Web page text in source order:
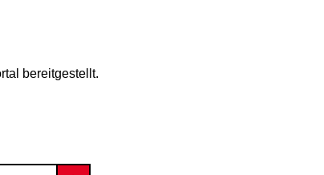
bereitgestellt.